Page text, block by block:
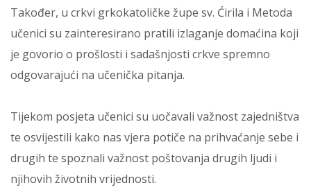
Također, u crkvi grkokatoličke župe sv. Ćirila i Metoda
učenici su zainteresirano pratili izlaganje domaćina koji
je govorio o prošlosti i sadašnjosti crkve spremno
odgovarajući na učenička pitanja.
Tijekom posjeta učenici su uočavali važnost zajedništva
te osvijestili kako nas vjera potiče na prihvaćanje sebe i
drugih te spoznali važnost poštovanja drugih ljudi i
njihovih životnih vrijednosti.